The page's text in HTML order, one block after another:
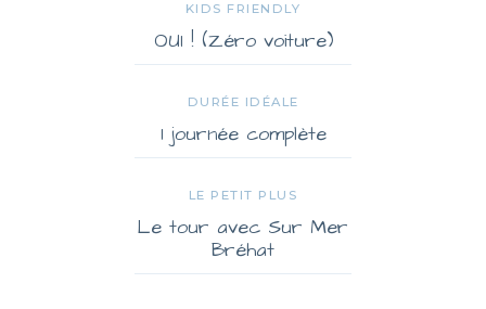
KIDS FRIENDLY
OUI ! (Zéro voiture)
DURÉE IDÉALE
1 journée complète
LE PETIT PLUS
Le tour avec Sur Mer
Bréhat